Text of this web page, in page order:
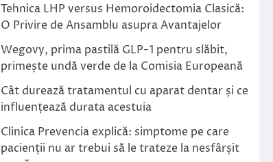
Tehnica LHP versus Hemoroidectomia Clasică:
O Privire de Ansamblu asupra Avantajelor
Wegovy, prima pastilă GLP-1 pentru slăbit,
primește undă verde de la Comisia Europeană
Cât durează tratamentul cu aparat dentar și ce
influențează durata acestuia
Clinica Prevencia explică: simptome pe care
pacienții nu ar trebui să le trateze la nesfârșit